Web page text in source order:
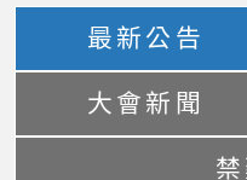
最新公告
大會新聞